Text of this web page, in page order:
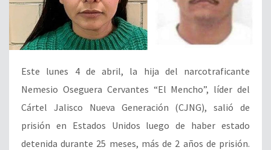
Este lunes 4 de abril, la hija del narcotraficante
Nemesio Oseguera Cervantes “El Mencho”, líder del
Cártel Jalisco Nueva Generación (CJNG), salió de
prisión en Estados Unidos luego de haber estado
detenida durante 25 meses, más de 2 años de prisión.